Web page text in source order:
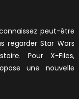
peut-être
regarder Star Wars
Pour X-Files,
une nouvelle